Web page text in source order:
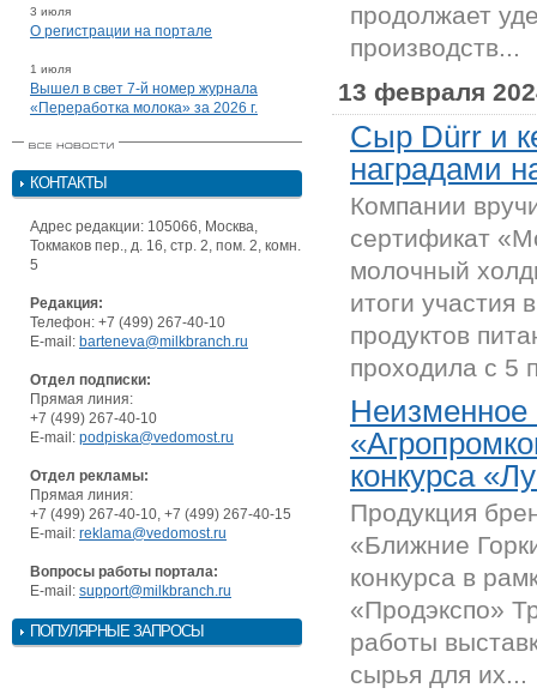
3 июля
О регистрации на портале
1 июля
Вышел в свет 7-й номер журнала
«Переработка молока» за 2026 г.
КОНТАКТЫ
Адрес редакции: 105066, Москва,
Токмаков пер., д. 16, стр. 2, пом. 2, комн.
5
Редакция:
Телефон: +7 (499) 267-40-10
E-mail: barteneva@milkbranch.ru
Отдел подписки:
Прямая линия:
+7 (499) 267-40-10
E-mail: podpiska@vedomost.ru
Отдел рекламы:
Прямая линия:
+7 (499) 267-40-10, +7 (499) 267-40-15
E-mail: reklama@vedomost.ru
Вопросы работы портала:
E-mail: support@milkbranch.ru
ПОПУЛЯРНЫЕ ЗАПРОСЫ
продолжает
производств...
13 февраля
Сыр Dürr и
наградами
Компании
сертификат
молочный
итоги участия
продуктов
проходила с 5
Неизменное
конкурса
Продукция
«Ближние
конкурса в
«Продэкспо»
работы
сырья для их...